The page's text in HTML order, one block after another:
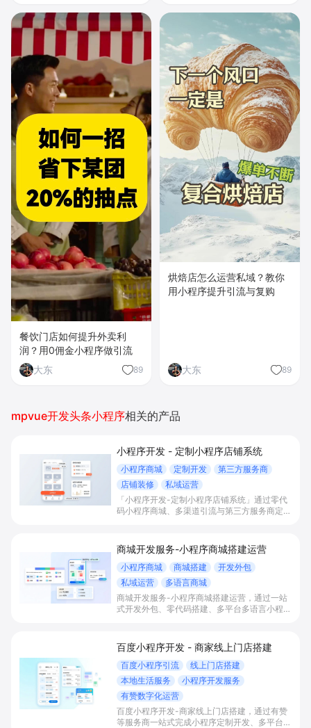
餐饮门店如何提升外卖利
润？用0佣金小程序做引流
大东
89
烘焙店怎么运营私域？教你
用小程序提升引流与复购
大东 89
mpvue开发头条小程序相关的产品
小程序开发 - 定制小程序店铺系统
小程序商城 定制开发
第三方服务商
店铺装修
私域运营
「小程序开发-定制小程序店铺系统」通过零代
码小程序商城、多渠道引流与第三方服务商定制
私域运营场景，提升获客与复购，实现线上生意
增长。
商城开发服务-小程序商城搭建运营
小程序商城 商城搭建
开发外包
私域运营
多语言商城
商城开发服务-小程序商城搭建运营，通过一站
式开发外包、零代码搭建、多平台多语言小程序
实现低成本获客、提升复购与业绩增长。
百度小程序开发 - 商家线上门店搭建
百度小程序引流
线上门店搭建
本地生活服务
小程序开发服务
有赞数字化运营
百度小程序开发-商家线上门店搭建，通过有赞
等服务商一站式完成小程序定制开发、多平台联